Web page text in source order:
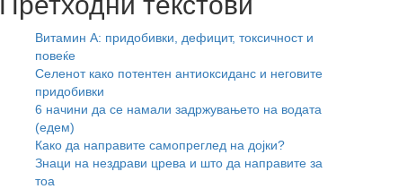
Витамин А: придобивки, дефицит, токсичност и
повеќе
Селенот како потентен антиоксиданс и неговите
придобивки
6 начини да се намали задржувањето на водата
(едем)
Како да направите самопреглед на дојки?
Знаци на нездрави црева и што да направите за
тоа